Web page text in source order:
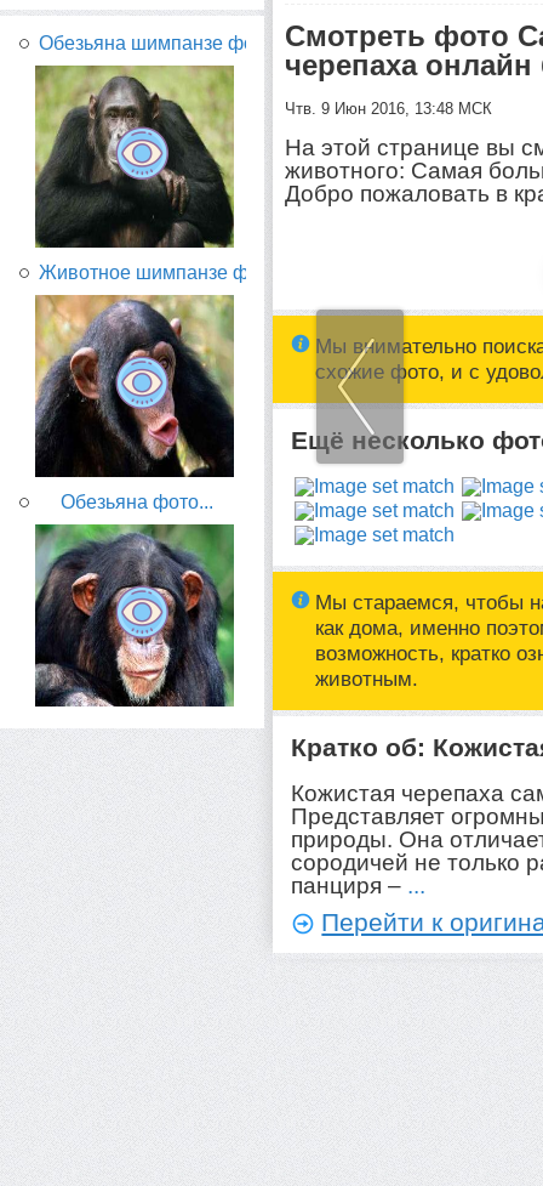
Обезьяна шимпанзе фото...
Животное шимпанзе фото...
Обезьяна фото...
Смотреть фото
черепаха онлайн
Чтв. 9 Июн 2016, 13:48 МСК
На этой странице вы
животного: Cамая
Добро пожаловать в
Мы внимательно
схожие фото, и с
Ещё несколько
Мы стараемся, чтобы
как дома, именно
возможность, кратко
животным.
Кратко об:
Кожистая черепаха
Представляет
природы. Она
сородичей не только
панциря – ...
Перейти к